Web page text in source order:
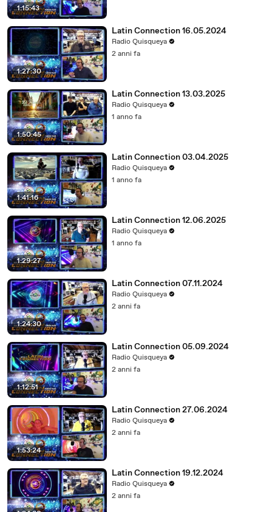
1:15:43
1:27:30
Latin Connection 16.05.2024
Radio Quisqueya
2 anni fa
1:50:45
Latin Connection 13.03.2025
Radio Quisqueya
1 anno fa
1:41:16
Latin Connection 03.04.2025
Radio Quisqueya
1 anno fa
1:29:27
Latin Connection 12.06.2025
Radio Quisqueya
1 anno fa
1:24:30
Latin Connection 07.11.2024
Radio Quisqueya
2 anni fa
1:12:51
Latin Connection 05.09.2024
Radio Quisqueya
2 anni fa
1:53:24
Latin Connection 27.06.2024
Radio Quisqueya
2 anni fa
Latin Connection 19.12.2024
Radio Quisqueya
2 anni fa